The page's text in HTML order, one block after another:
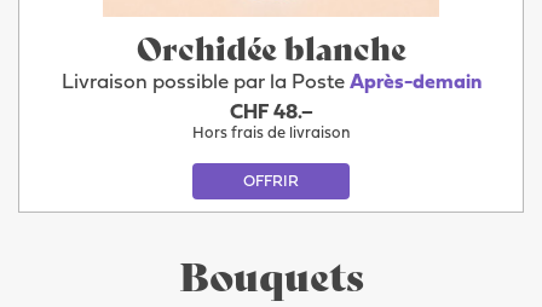
Orchidée blanche
Livraison possible par la Poste Après-demain
CHF 48.–
Hors frais de livraison
OFFRIR
Bouquets